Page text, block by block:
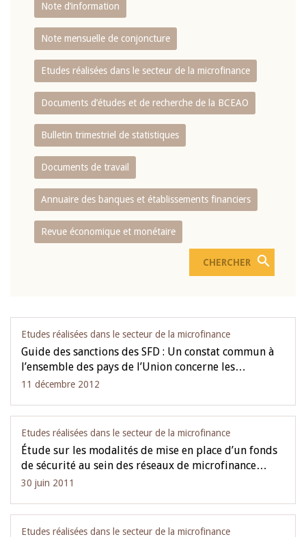
Note d’information
Note mensuelle de conjoncture
Etudes réalisées dans le secteur de la microfinance
Documents d’études et de recherche de la BCEAO
Bulletin trimestriel de statistiques
Documents de travail
Annuaire des banques et établissements financiers
Revue économique et monétaire
Etudes réalisées dans le secteur de la microfinance
Guide des sanctions des SFD : Un constat commun à
l’ensemble des pays de l’Union concerne les…
11 décembre 2012
Etudes réalisées dans le secteur de la microfinance
Étude sur les modalités de mise en place d’un fonds
de sécurité au sein des réseaux de microfinance…
30 juin 2011
Etudes réalisées dans le secteur de la microfinance